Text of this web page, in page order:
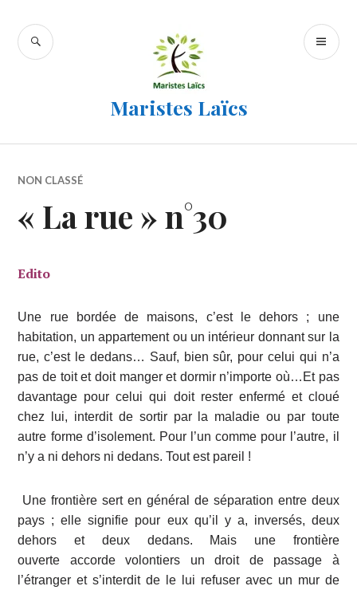
contenu
Maristes Laïcs
RECHERCHE
NON CLASSÉ
« La rue » n°30
Edito
Une rue bordée de maisons, c’est le dehors ; une
habitation, un appartement ou un intérieur donnant sur la
rue, c’est le dedans… Sauf, bien sûr, pour celui qui n’a
pas de toit et doit manger et dormir n’importe où…Et pas
davantage pour celui qui doit rester enfermé et cloué
chez lui, interdit de sortir par la maladie ou par toute
autre forme d’isolement. Pour l’un comme pour l’autre, il
n’y a ni dehors ni dedans. Tout est pareil !
Une frontière sert en général de séparation entre deux
pays ; elle signifie pour eux qu’il y a, inversés, deux
dehors et deux dedans. Mais une frontière
ouverte accorde volontiers un droit de passage à
l’étranger et s’interdit de le lui refuser avec un mur de